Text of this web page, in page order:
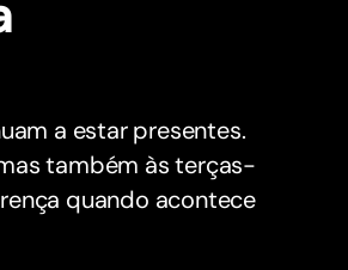
a estar presentes.
também às terças-
quando acontece